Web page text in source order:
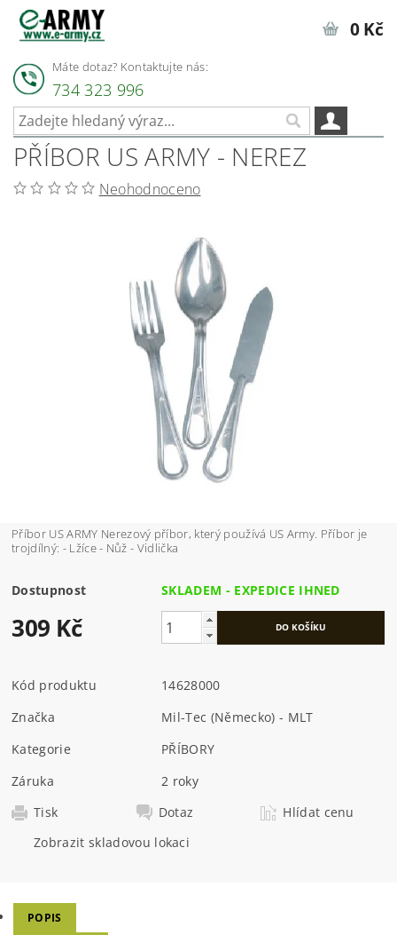
Máte dotaz? Kontaktujte nás:
734 323 996
0 Kč
PŘÍBOR US ARMY - NEREZ
Neohodnoceno
Příbor US ARMY Nerezový příbor, který používá US Army. Příbor je
trojdílný: - Lžíce - Nůž - Vidlička
Dostupnost SKLADEM - EXPEDICE IHNED
309 Kč
Kód produktu
14628000
Značka
Mil-Tec (Německo) - MLT
Kategorie
PŘÍBORY
Záruka
2 roky
Tisk
Dotaz
Hlídat cenu
Zobrazit skladovou lokaci
POPIS